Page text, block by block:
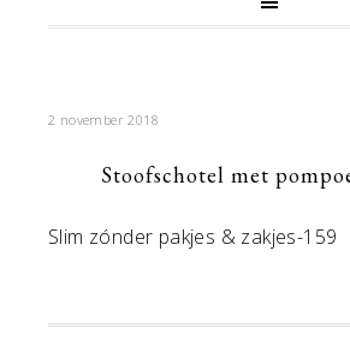
2 november 2018
Stoofschotel met
Slim zónder pakjes & zakjes-159